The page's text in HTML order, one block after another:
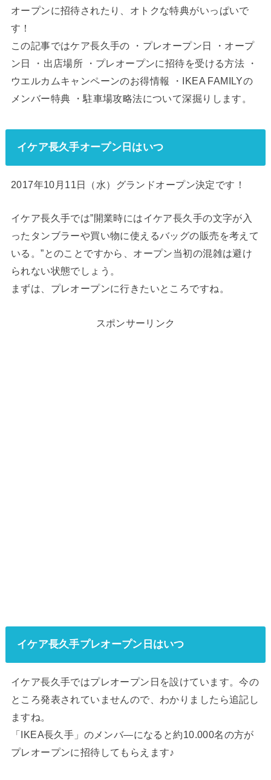
オープンに招待されたり、オトクな特典がいっぱいで
す！
この記事ではケア長久手の ・プレオープン日 ・オープ
ン日 ・出店場所 ・プレオープンに招待を受ける方法 ・
ウエルカムキャンペーンのお得情報 ・IKEA FAMILYの
メンバー特典 ・駐車場攻略法について深掘りします。
イケア長久手オープン日はいつ
2017年10月11日（水）グランドオープン決定です！
イケア長久手では”開業時にはイケア長久手の文字が入
ったタンブラーや買い物に使えるバッグの販売を考えて
いる。”とのことですから、オープン当初の混雑は避け
られない状態でしょう。
まずは、プレオープンに行きたいところですね。
スポンサーリンク
イケア長久手プレオープン日はいつ
イケア長久手ではプレオープン日を設けています。今の
ところ発表されていませんので、わかりましたら追記し
ますね。
「IKEA長久手」のメンバ―になると約10.000名の方が
プレオープンに招待してもらえます♪